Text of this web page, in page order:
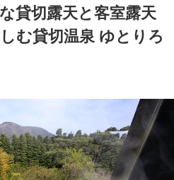
貸切露天と客室露天
む貸切温泉 ゆとりろ